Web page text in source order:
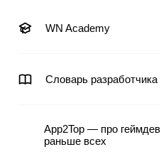
WN Academy
Словарь разработчика
App2Top — про геймдев
раньше всех